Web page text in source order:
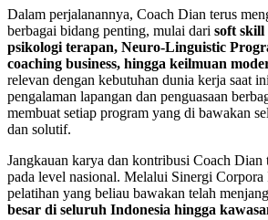
Dalam perjalanannya, Coach Dian terus
berbagai bidang penting, mulai dari soft skill
psikologi terapan, Neuro-Linguistic
coaching business, hingga keilmuan
relevan dengan kebutuhan dunia kerja saat
pengalaman lapangan dan penguasaan
membuat setiap program yang di bawakan
dan solutif.
Jangkauan karya dan kontribusi Coach Dian
pada level nasional. Melalui Sinergi Corpora
pelatihan yang beliau bawakan telah
besar di seluruh Indonesia hingga